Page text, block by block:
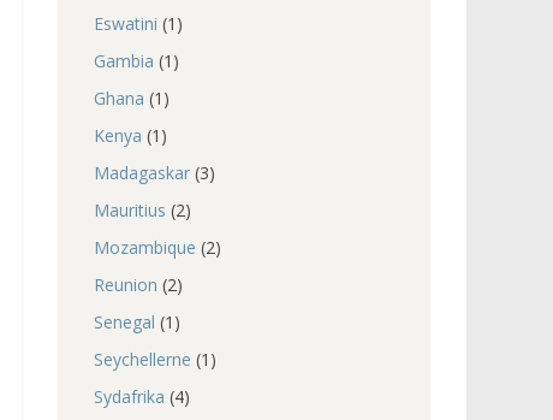
Eswatini (1)
Gambia (1)
Ghana (1)
Kenya (1)
Madagaskar (3)
Mauritius (2)
Mozambique (2)
Reunion (2)
Senegal (1)
Seychellerne (1)
Sydafrika (4)